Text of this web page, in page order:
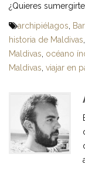
¿Quieres
archipiélagos,
historia de Maldivas,
Maldivas, océano
Maldivas, viajar en